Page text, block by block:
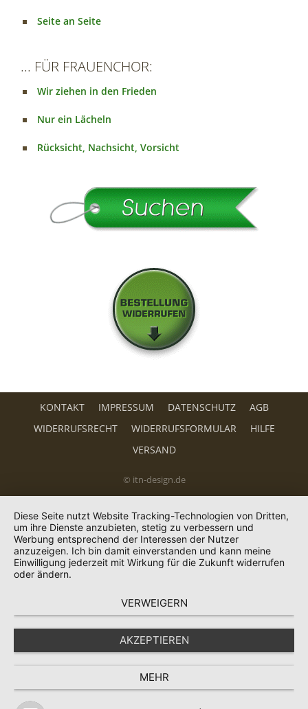
Seite an Seite
... FÜR FRAUENCHOR:
Wir ziehen in den Frieden
Nur ein Lächeln
Rücksicht, Nachsicht, Vorsicht
KONTAKT IMPRESSUM DATENSCHUTZ
AGB
WIDERRUFSRECHT
WIDERRUFSFORMULAR
HILFE
VERSAND
© itn-design.de
Diese Seite nutzt Website Tracking-Technologien von Dritten,
um ihre Dienste anzubieten, stetig zu verbessern und
Werbung entsprechend der Interessen der Nutzer
anzuzeigen. Ich bin damit einverstanden und kann meine
Einwilligung jederzeit mit Wirkung für die Zukunft widerrufen
oder ändern.
VERWEIGERN
AKZEPTIEREN
MEHR